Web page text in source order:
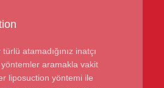
atamadığınız inatçı
aramakla vakit
liposuction yöntemi ile